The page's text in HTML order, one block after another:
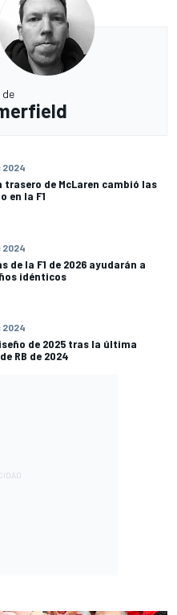
de
2024
trasero de McLaren cambió las
en la F1
2024
de la F1 de 2026 ayudarán a
idénticos
2024
de 2025 tras la última
RB de 2024